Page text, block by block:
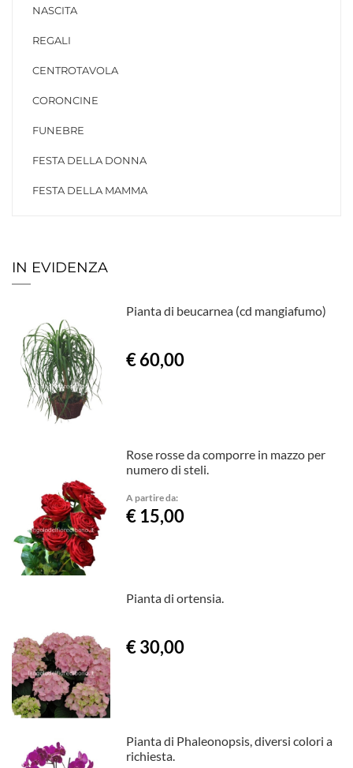
NASCITA
REGALI
CENTROTAVOLA
CORONCINE
FUNEBRE
FESTA DELLA DONNA
FESTA DELLA MAMMA
IN EVIDENZA
Pianta di beucarnea (cd mangiafumo)
€ 60,00
Rose rosse da comporre in mazzo per
numero di steli.
A partire da:
€ 15,00
Pianta di ortensia.
€ 30,00
Pianta di Phaleonopsis, diversi colori a
richiesta.